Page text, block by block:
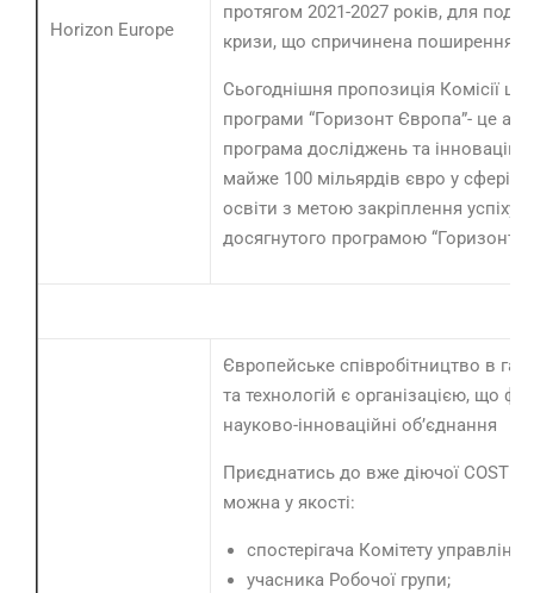
Horizon Europe
протягом 2021-2027 років, для
кризи, що спричинена поширенням
Сьогоднішня пропозиція Комісії
програми “Горизонт Європа”- це
програма досліджень та інновацій
майже 100 мільярдів євро у сфері
освіти з метою закріплення успіху,
досягнутого програмою “Горизонт
Європейське співробітництво в
та технологій є організацією, що
науково-інноваційні об’єднання
Приєднатись до вже діючої COST
можна у якості:
спостерігача Комітету
учасника Робочої групи;